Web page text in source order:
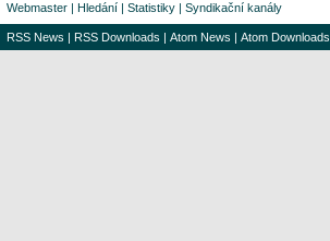
Webmaster | Hledání | Statistiky | Syndikační kanály
RSS News | RSS Downloads | Atom News | Atom Downloads